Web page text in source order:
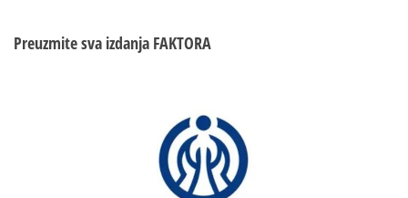
Preuzmite sva izdanja FAKTORA